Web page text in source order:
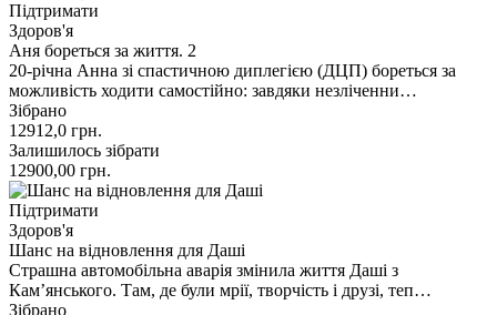
Підтримати
Здоров'я
Аня бореться за життя. 2
20-річна Анна зі спастичною диплегією (ДЦП) бореться за
можливість ходити самостійно: завдяки незліченни…
Зібрано
12912,0 грн.
Залишилось зібрати
12900,00 грн.
Підтримати
Здоров'я
Шанс на відновлення для Даші
Страшна автомобільна аварія змінила життя Даші з
Кам’янського. Там, де були мрії, творчість і друзі, теп…
Зібрано